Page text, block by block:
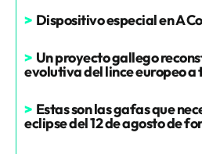
> Dispositivo especial en A
> Un proyecto gallego
evolutiva del lince europeo a
> Estas son las gafas que
eclipse del 12 de agosto de